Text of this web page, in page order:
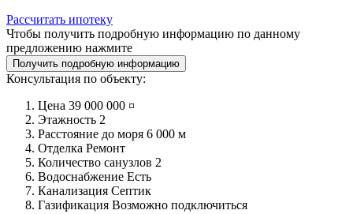
Рассчитать ипотеку
Чтобы получить подробную информацию по данному
предложению нажмите
Получить подробную информацию
Консультация по объекту:
Цена 39 000 000 ¤
Этажность 2
Расстояние до моря 6 000 м
Отделка Ремонт
Количество санузлов 2
Водоснабжение Есть
Канализация Септик
Газификация Возможно подключиться